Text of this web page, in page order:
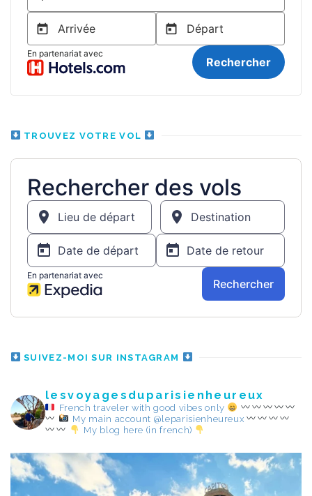
TROUVEZ VOTRE VOL
SUIVEZ-MOI SUR INSTAGRAM
lesvoyagesduparisienheureux
French traveler with good vibes only
My main account @leparisienheureux
My blog here (in french)